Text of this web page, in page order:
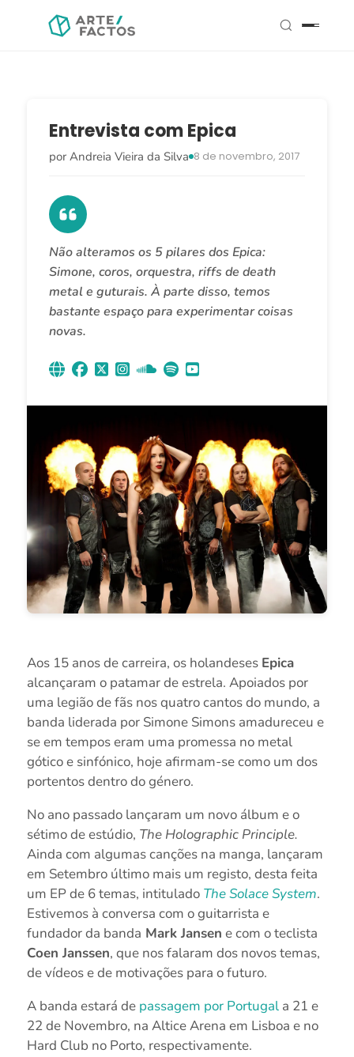
Entrevista com Epica
por Andreia Vieira da Silva 8 de novembro, 2017
Não alteramos os 5 pilares dos Epica:
Simone, coros, orquestra, riffs de death
metal e guturais. À parte disso, temos
bastante espaço para experimentar coisas
novas.
Aos 15 anos de carreira, os holandeses Epica
alcançaram o patamar de estrela. Apoiados por
uma legião de fãs nos quatro cantos do mundo, a
banda liderada por Simone Simons amadureceu e
se em tempos eram uma promessa no metal
gótico e sinfónico, hoje afirmam-se como um dos
portentos dentro do género.
No ano passado lançaram um novo álbum e o
sétimo de estúdio, The Holographic Principle.
Ainda com algumas canções na manga, lançaram
em Setembro último mais um registo, desta feita
um EP de 6 temas, intitulado The Solace System.
Estivemos à conversa com o guitarrista e
fundador da banda Mark Jansen e com o teclista
Coen Janssen, que nos falaram dos novos temas,
de vídeos e de motivações para o futuro.
A banda estará de passagem por Portugala 21 e
22 de Novembro, na Altice Arena em Lisboa e no
Hard Club no Porto, respectivamente.